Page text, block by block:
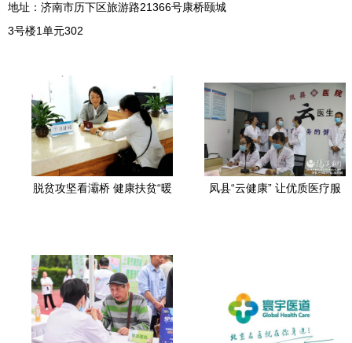
地址：济南市历下区旅游路21366号康桥颐城
3号楼1单元302
脱贫攻坚看灞桥 健康扶贫“暖
凤县“云健康” 让优质医疗服